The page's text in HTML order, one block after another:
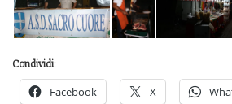
Condividi:
Facebook X